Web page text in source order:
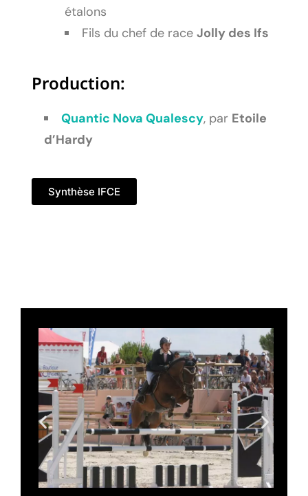
étalons
Fils du chef de race Jolly des Ifs
Production:
Quantic Nova Qualescy, par Etoile
d’Hardy
Synthèse IFCE